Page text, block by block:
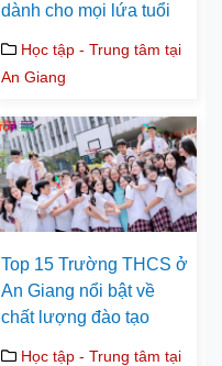
dành cho mọi lứa tuổi
Học tập - Trung tâm tại
An Giang
Top 15 Trường THCS ở
An Giang nổi bật về
chất lượng đào tạo
Học tập - Trung tâm tại